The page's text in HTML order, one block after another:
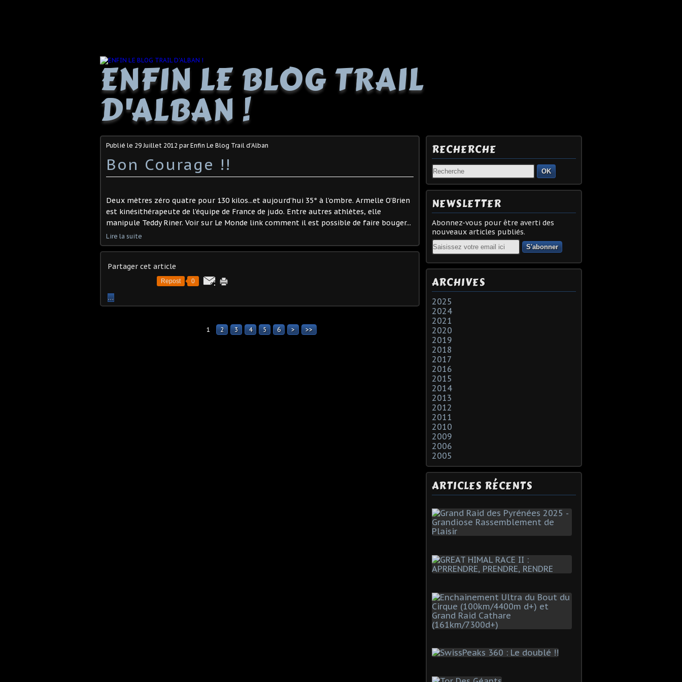
ENFIN LE BLOG TRAIL
D'ALBAN !
Publié le 29 Juillet 2012 par Enfin Le Blog Trail d'Alban
Bon Courage !!
Deux mètres zéro quatre pour 130 kilos...et aujourd’hui 35° à l’ombre. Armelle O'Brien
est kinésithérapeute de l'équipe de France de judo. Entre autres athlètes, elle
manipule Teddy Riner. Voir sur Le Monde link comment il est possible de faire bouger...
Lire la suite
Partager cet article
Repost 0
…
1 2 3 4 5 6 > >>
RECHERCHE
OK
NEWSLETTER
Abonnez-vous pour être averti des
nouveaux articles publiés.
Email
ARCHIVES
2025
2024
2021
2020
2019
2018
2017
2016
2015
2014
2013
2012
2011
2010
2009
2006
2005
ARTICLES RÉCENTS